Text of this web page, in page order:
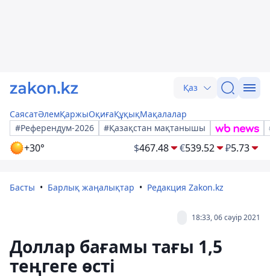
Қаз
СаясатӘлемҚаржыОқиғаҚұқықМақалалар
#Референдум-2026
#Қазақстан мақтанышы
+30° $467.48 €539.52 ₽5.73
Басты Барлық жаңалықтар Редакция Zakon.kz
18:33, 06 сәуір 2021
Доллар бағамы тағы 1,5
теңгеге өсті